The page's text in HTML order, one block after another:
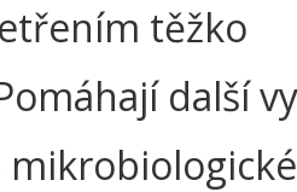
těžko
další